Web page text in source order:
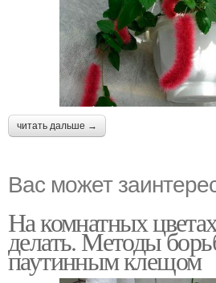
читать дальше →
Вас может
На комнатных
делать. Методы
паутинным клещом